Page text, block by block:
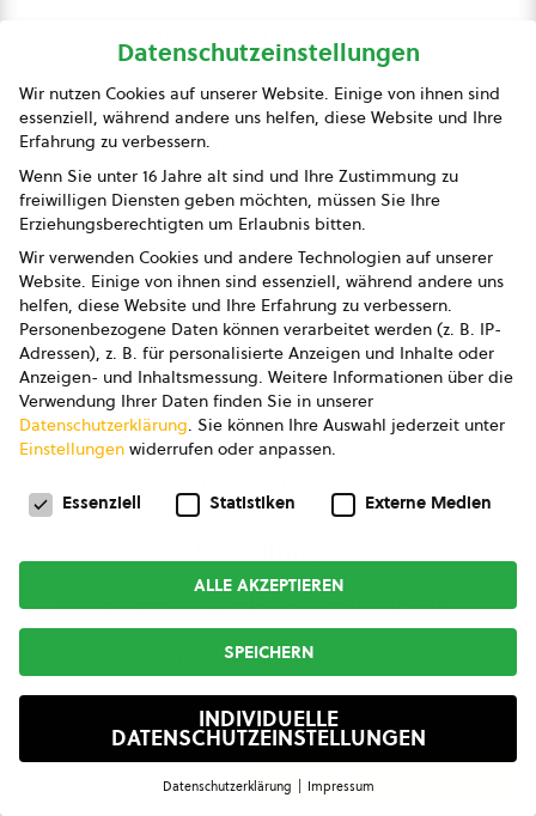
GAP,ÖPUL und EU-Bio-VO
Pressemeldungen
Unternehmer-Bauer
Bio Fuchs
Jobbörse
Rezepte
Termine
Kurse & Seminare
Umstellung
Nutzen einer Mitgliedschaft beibio austria
Umstellungszeitplan
Förderung
Kontrolle
Datenschutzeinstellungen
Wir nutzen Cookies auf unserer Website. Einige von ihnen sind
essenziell, während andere uns helfen, diese Website und Ihre
Erfahrung zu verbessern.
Wenn Sie unter 16 Jahre alt sind und Ihre Zustimmung zu
freiwilligen Diensten geben möchten, müssen Sie Ihre
Erziehungsberechtigten um Erlaubnis bitten.
Wir verwenden Cookies und andere Technologien auf unserer
Website. Einige von ihnen sind essenziell, während andere uns
helfen, diese Website und Ihre Erfahrung zu verbessern.
Personenbezogene Daten können verarbeitet werden (z. B. IP-
Adressen), z. B. für personalisierte Anzeigen und Inhalte oder
Anzeigen- und Inhaltsmessung. Weitere Informationen über die
Verwendung Ihrer Daten finden Sie in unserer
Datenschutzerklärung. Sie können Ihre Auswahl jederzeit unter
Einstellungen widerrufen oder anpassen.
Datenschutzeinstellungen
Essenziell Statistiken Externe Medien
ALLE AKZEPTIEREN
SPEICHERN
INDIVIDUELLE
DATENSCHUTZEINSTELLUNGEN
Datenschutzerklärung Impressum